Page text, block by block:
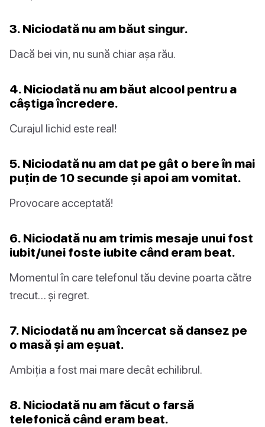
3. Niciodată nu am băut singur.
Dacă bei vin, nu sună chiar așa rău.
4. Niciodată nu am băut alcool pentru a
câștiga încredere.
Curajul lichid este real!
5. Niciodată nu am dat pe gât o bere în mai
puțin de 10 secunde și apoi am vomitat.
Provocare acceptată!
6. Niciodată nu am trimis mesaje unui fost
iubit/unei foste iubite când eram beat.
Momentul în care telefonul tău devine poarta către
trecut… și regret.
7. Niciodată nu am încercat să dansez pe
o masă și am eșuat.
Ambiția a fost mai mare decât echilibrul.
8. Niciodată nu am făcut o farsă
telefonică când eram beat.